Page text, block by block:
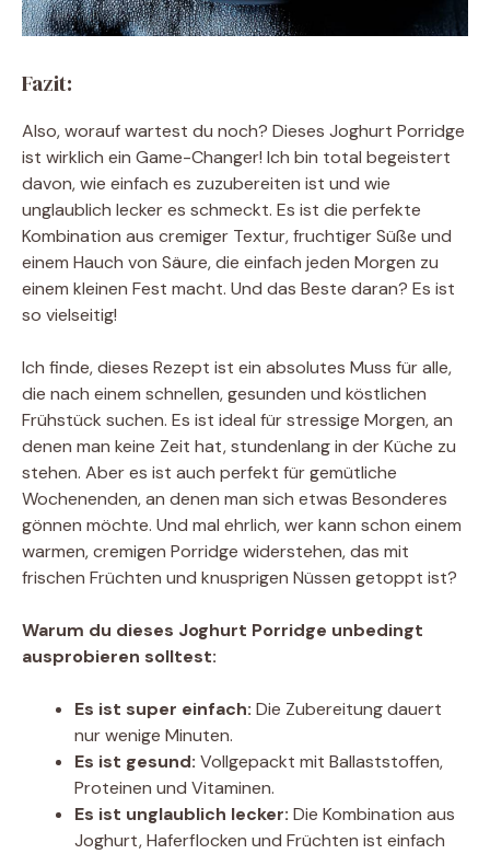
Fazit:
Also, worauf wartest du noch? Dieses Joghurt Porridge
ist wirklich ein Game-Changer! Ich bin total begeistert
davon, wie einfach es zuzubereiten ist und wie
unglaublich lecker es schmeckt. Es ist die perfekte
Kombination aus cremiger Textur, fruchtiger Süße und
einem Hauch von Säure, die einfach jeden Morgen zu
einem kleinen Fest macht. Und das Beste daran? Es ist
so vielseitig!
Ich finde, dieses Rezept ist ein absolutes Muss für alle,
die nach einem schnellen, gesunden und köstlichen
Frühstück suchen. Es ist ideal für stressige Morgen, an
denen man keine Zeit hat, stundenlang in der Küche zu
stehen. Aber es ist auch perfekt für gemütliche
Wochenenden, an denen man sich etwas Besonderes
gönnen möchte. Und mal ehrlich, wer kann schon einem
warmen, cremigen Porridge widerstehen, das mit
frischen Früchten und knusprigen Nüssen getoppt ist?
Warum du dieses Joghurt Porridge unbedingt
ausprobieren solltest:
Es ist super einfach: Die Zubereitung dauert
nur wenige Minuten.
Es ist gesund: Vollgepackt mit Ballaststoffen,
Proteinen und Vitaminen.
Es ist unglaublich lecker: Die Kombination aus
Joghurt, Haferflocken und Früchten ist einfach